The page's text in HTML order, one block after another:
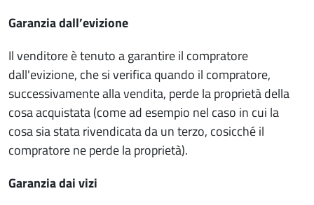
Garanzia dall’evizione
Il venditore è tenuto a garantire il compratore
dall'evizione, che si verifica quando il compratore,
successivamente alla vendita, perde la proprietà della
cosa acquistata (come ad esempio nel caso in cui la
cosa sia stata rivendicata da un terzo, cosicché il
compratore ne perde la proprietà).
Garanzia dai vizi